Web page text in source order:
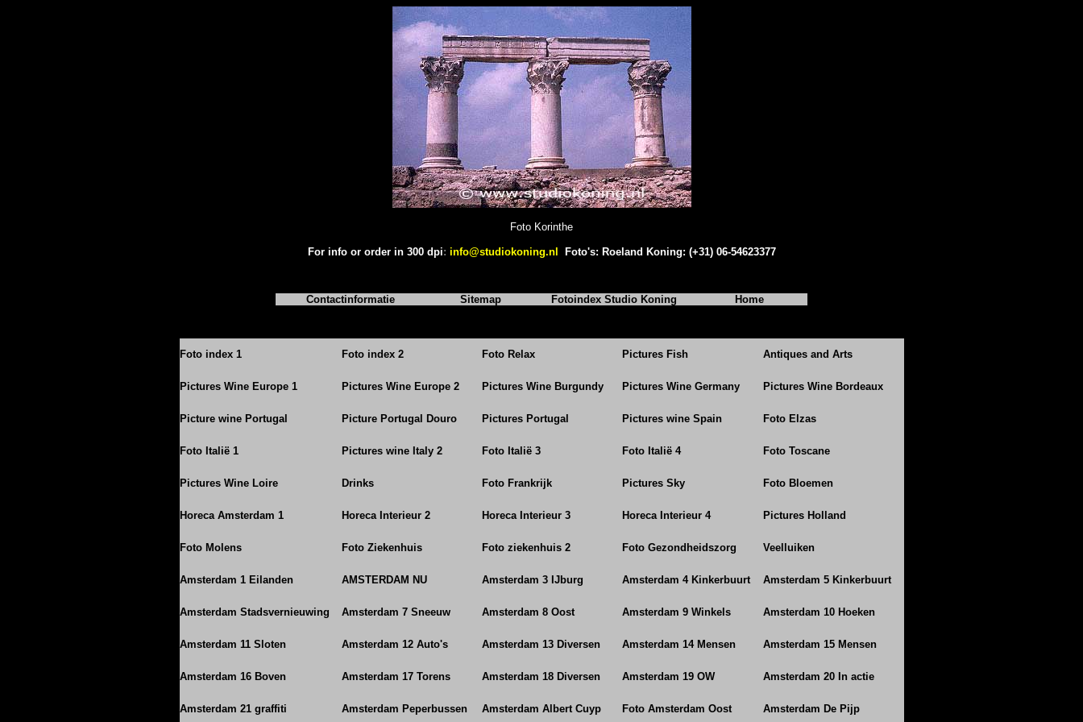
Foto Korinthe
For info or order in 300 dpi: info@studiokoning.nl Foto's: Roeland Koning: (+31) 06-54623377
Contactinformatie Sitemap Fotoindex Studio Koning Home
Foto index 1 Foto index 2 Foto Relax Pictures Fish Antiques and Arts
Pictures Wine Europe 1 Pictures Wine Europe 2 Pictures Wine Burgundy Pictures Wine Germany Pictures Wine Bordeaux
Picture wine Portugal Picture Portugal Douro Pictures Portugal Pictures wine Spain Foto Elzas
Foto Italië 1 Pictures wine Italy 2 Foto Italië 3 Foto Italië 4 Foto Toscane
Pictures Wine Loire Drinks Foto Frankrijk Pictures Sky Foto Bloemen
Horeca Amsterdam 1 Horeca Interieur 2 Horeca Interieur 3 Horeca Interieur 4 Pictures Holland
Foto Molens Foto Ziekenhuis Foto ziekenhuis 2 Foto Gezondheidszorg Veelluiken
Amsterdam 1 Eilanden AMSTERDAM NU Amsterdam 3 IJburg Amsterdam 4 Kinkerbuurt Amsterdam 5 Kinkerbuurt
Amsterdam Stadsvernieuwing Amsterdam 7 Sneeuw Amsterdam 8 Oost Amsterdam 9 Winkels Amsterdam 10 Hoeken
Amsterdam 11 Sloten Amsterdam 12 Auto's Amsterdam 13 Diversen Amsterdam 14 Mensen Amsterdam 15 Mensen
Amsterdam 16 Boven Amsterdam 17 Torens Amsterdam 18 Diversen Amsterdam 19 OW Amsterdam 20 In actie
Amsterdam 21 graffiti Amsterdam Peperbussen Amsterdam Albert Cuyp Foto Amsterdam Oost Amsterdam De Pijp